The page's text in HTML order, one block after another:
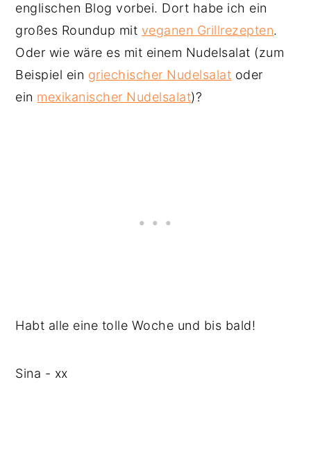
englischen Blog vorbei. Dort habe ich ein
großes Roundup mit veganen Grillrezepten.
Oder wie wäre es mit einem Nudelsalat (zum
Beispiel ein griechischer Nudelsalat oder
ein mexikanischer Nudelsalat)?
Habt alle eine tolle Woche und bis bald!
Sina - xx